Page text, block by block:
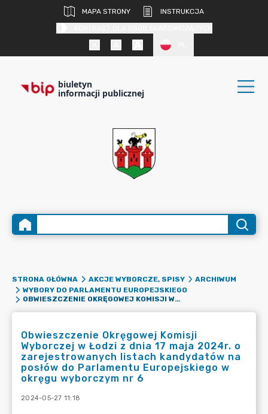
MAPA STRONY
INSTRUKCJA
biuletyn
informacji publicznej
STRONA GŁÓWNA AKCJE WYBORCZE, SPISY
ARCHIWUM
WYBORY DO PARLAMENTU EUROPEJSKIEGO
OBWIESZCZENIE OKRĘGOWEJ KOMISJI WYBORCZEJ W ŁODZI Z DNIA 17 MAJA 2024R. O ZAREJESTROWANYCH LISTACH KANDYDATÓW NA POSŁÓW DO PARLAMENTU EUROPEJSKIEGO W OKRĘGU WYBORCZYM NR 6
Obwieszczenie Okręgowej Komisji
Wyborczej w Łodzi z dnia 17 maja 2024r. o
zarejestrowanych listach kandydatów na
posłów do Parlamentu Europejskiego w
okręgu wyborczym nr 6
2024-05-27 11:18